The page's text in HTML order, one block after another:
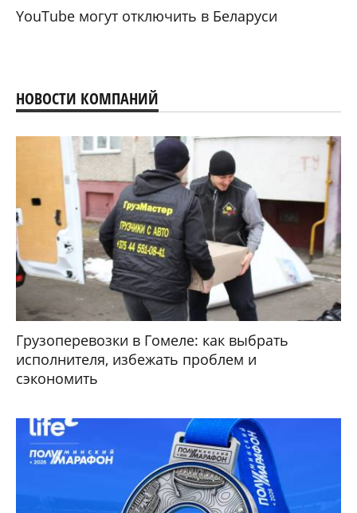
YouTube могут отключить в Беларуси
НОВОСТИ КОМПАНИЙ
Грузоперевозки в Гомеле: как выбрать
исполнителя, избежать проблем и
сэкономить